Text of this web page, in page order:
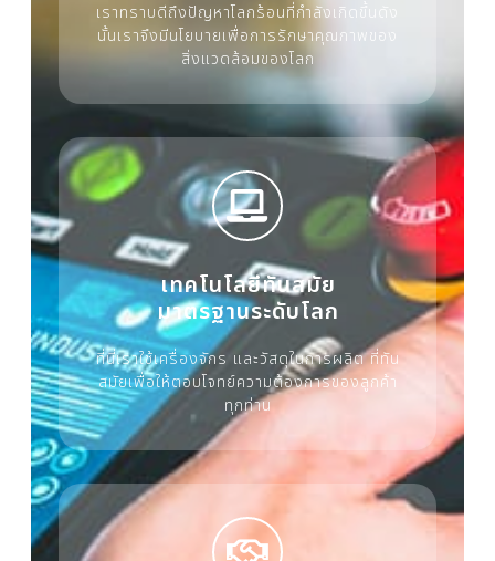
เราทราบดีถึงปัญหาโลกร้อนที่กำลังเกิดขึ้นดัง
นั้นเราจึงมีนโยบายเพื่อการรักษาคุณภาพของ
สิ่งแวดล้อมของโลก
เทคโนโลยีทันสมัย
มาตรฐานระดับโลก
ที่นี่เราใช้เครื่องจักร และวัสดุในการผลิต ที่ทัน
สมัยเพื่อให้ตอบโจทย์ความต้องการของลูกค้า
ทุกท่าน